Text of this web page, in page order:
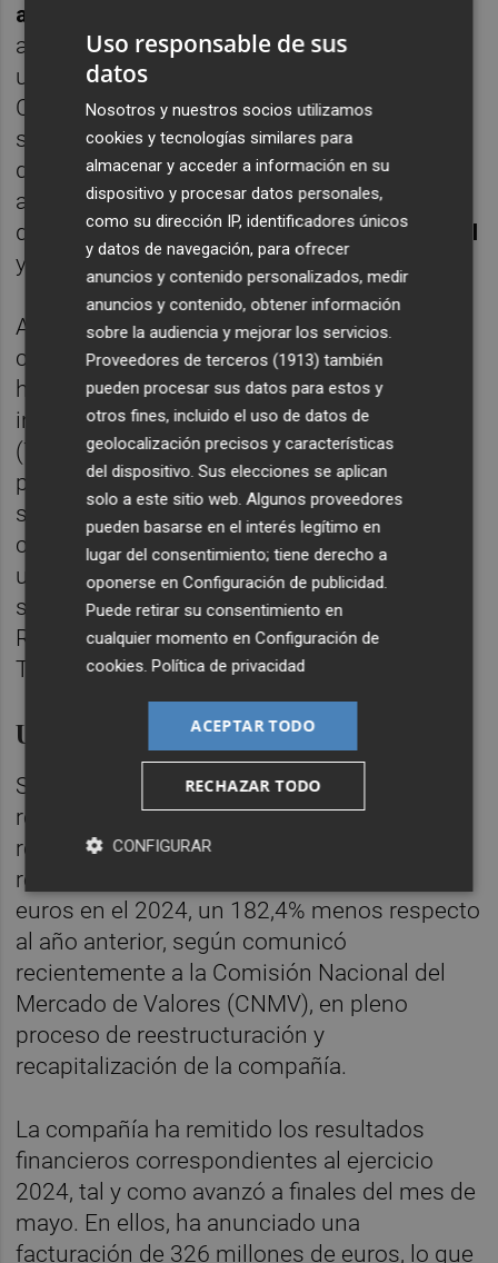
adversos
ambiente que requieran su sometimiento a
un procedimiento de evaluación ambiental".
Con este 'ok', Soltec ha presentado ya a una
segunda información pública las solicitudes
de autorización administrativa previa y
autorización administrativa de construcción
de los proyectos denominadosTorreblanca I
y
Torreblanca II.
Ambos proyectos, dos parques en solares
contiguos, tienen previsto ocupar casi 18
hectáreas. La compañía ha cifrado las
instalaciones en 3,67 millones cada una
(7,34 millones en total). En una de las
parcelas, se construirá una nueva
subestación de más de 2.000 metros
cuadrados, a partir de la cual se conectará
una línea de evacuación hasta la
subestación transformadora que ostenta
Red Eléctrica en el término municipal de
Torreblanca.
Una compañía en reestructuración
Soltec se encuentra en pleno proceso de
reestructuración de la deuda y
recapitalización de la compañía. La firma
registró unas pérdidas de 206 millones de
euros en el 2024, un 182,4% menos respecto
al año anterior, según comunicó
recientemente a la Comisión Nacional del
Mercado de Valores (CNMV), en pleno
proceso de reestructuración y
recapitalización de la compañía.
La compañía ha remitido los resultados
financieros correspondientes al ejercicio
2024, tal y como avanzó a finales del mes de
mayo. En ellos, ha anunciado una
facturación de 326 millones de euros, lo que
Uso responsable de sus
datos
Nosotros y nuestros socios utilizamos
cookies y tecnologías similares para
almacenar y acceder a información en su
dispositivo y procesar datos personales,
como su dirección IP, identificadores únicos
y datos de navegación, para ofrecer
anuncios y contenido personalizados, medir
anuncios y contenido, obtener información
sobre la audiencia y mejorar los servicios.
Proveedores de terceros (1913) también
pueden procesar sus datos para estos y
otros fines, incluido el uso de datos de
geolocalización precisos y características
del dispositivo. Sus elecciones se aplican
solo a este sitio web. Algunos proveedores
pueden basarse en el interés legítimo en
lugar del consentimiento; tiene derecho a
oponerse enConfiguración de publicidad.
Puede retirar su consentimiento en
cualquier momento enConfiguración de
cookies.Política de privacidad
ACEPTAR TODO
RECHAZAR TODO
CONFIGURAR